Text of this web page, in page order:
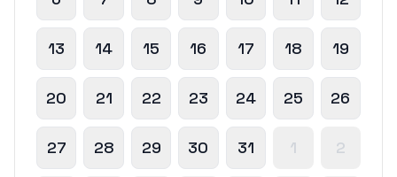
13 14 15 16 17 18 19
20 21 22 23 24 25 26
27 28 29 30 31 1 2